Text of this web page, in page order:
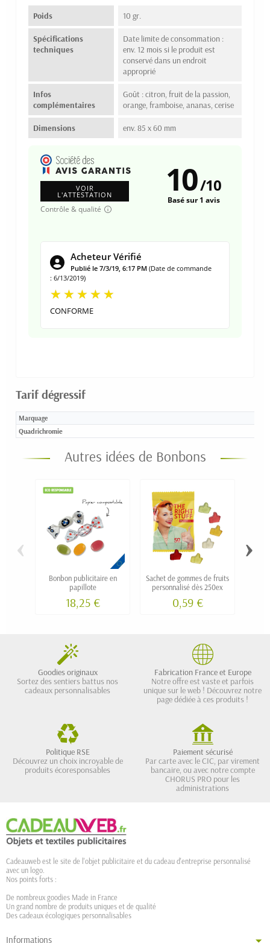
Poids 10 gr.
Spécifications
techniques
Date limite de consommation :
env. 12 mois si le produit est
conservé dans un endroit
approprié
Infos
complémentaires
Goût : citron, fruit de la passion,
orange, framboise, ananas, cerise
Dimensions env. 85 x 60 mm
VOIR
L'ATTESTATION
Contrôle & qualité
10/10
Basé sur 1 avis
Acheteur Vérifié
Publié le 7/3/19, 6:17 PM (Date de commande
: 6/13/2019)
CONFORME
Tarif dégressif
Marquage
Quadrichromie
Autres idées de Bonbons
Bonbon publicitaire en
papillote
18,25 €
Sachet de gommes de fruits
personnalisé dès 250ex
0,59 €
‹ ›
Goodies originaux
Sortez des sentiers battus nos
cadeaux personnalisables
Fabrication France et Europe
Notre offre est vaste et parfois
unique sur le web ! Découvrez notre
page dédiée à ces produits !
Politique RSE
Découvrez un choix incroyable de
produits écoresponsables
Paiement sécurisé
Par carte avec le CIC, par virement
bancaire, ou avec notre compte
CHORUS PRO pour les
administrations
Cadeauweb est le site de l'objet publicitaire et du cadeau d'entreprise personnalisé
avec un logo.
Nos points forts :
De nombreux goodies Made in France
Un grand nombre de produits uniques et de qualité
Des cadeaux écologiques personnalisables
Informations